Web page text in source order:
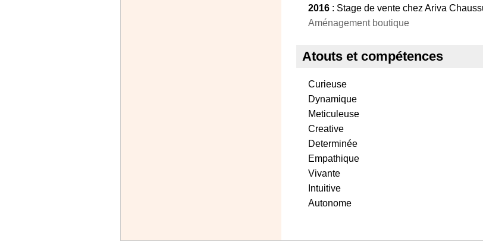
2016 : Stage de vente chez Ariva
Aménagement boutique
Atouts et compétences
Curieuse
Dynamique
Meticuleuse
Creative
Determinée
Empathique
Vivante
Intuitive
Autonome